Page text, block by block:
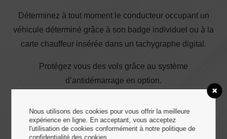
Déterminez à tout moment le conducteur occupant un
véhicule déterminé grâce à son badge individuel ou à la
carte chauffeur insérée dans un tachygraphe digital.
Protégez vous des vols grâce au système
d’antidémarrage en option.
En savoir plus
Nous utilisons des cookies pour vous offrir la meilleure
expérience en ligne. En acceptant, vous acceptez
l'utilisation de cookies conformément à notre politique de
confidentialité des cookies.